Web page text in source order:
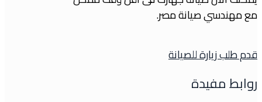
مع مهندسي صيانة مصر.
قدم طلب زيارة للصيانة
روابط مفيدة